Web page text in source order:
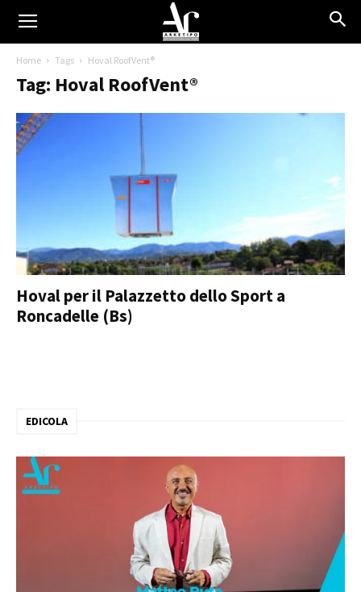
Home Tags Hoval RoofVent®
Tag: Hoval RoofVent®
Hoval per il Palazzetto dello Sport a
Roncadelle (Bs)
EDICOLA